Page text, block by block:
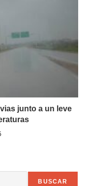
junto a un leve
BUSCAR